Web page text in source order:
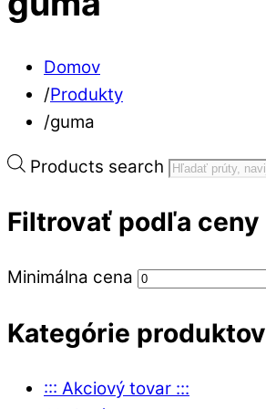
Domov
/Produkty
/guma
Products search
Filtrovať podľa ceny
Minimálna cena
Kategórie produktov
::: Akciový tovar :::